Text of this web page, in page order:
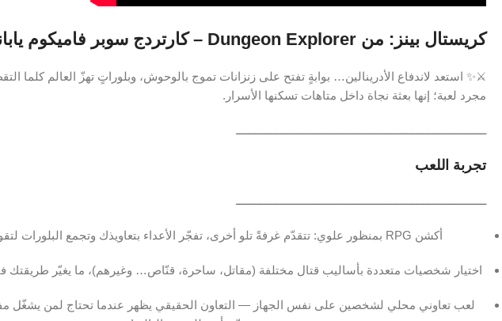
كريستال بينز: من Dungeon Explorer – كارتردج سوبر فاميكوم يابانية أصلية
⚔️✨ استعد لاندفاع الأدرينالين… بوابةٍ تفتح على زنزانات تموج بالوحوش، وبلوراتٍ تهزّ العالم كلما
مجرد لعبة؛ إنها بعثة نجاة داخل متاهات تسكنها الأسرار.
ـــــــــــــــــــــــــــــــــــــــــــــــــــــــــــــــــــــــــــــــ
تجربة اللعب
ـــــــــــــــــــــــــــــــــــــــــــــــــــــــــــــــــــــــــــــــ
أكشن RPG بمنظور علوي: تتقدّم غرفةً تلو أخرى، تفجّر الأعداء بتعاويذك وتجمع البلورات لتقوية قدراتك.
اختيار شخصيات متعددة بأساليب قتال مختلفة (مقاتل، ساحرة، قنّاص… وغيرهم)، ما يغيّر
لعب تعاوني محلي لشخصين على نفس الجهاز — التعاون الحقيقي يظهر عندما تحتاج لمن يشغّل